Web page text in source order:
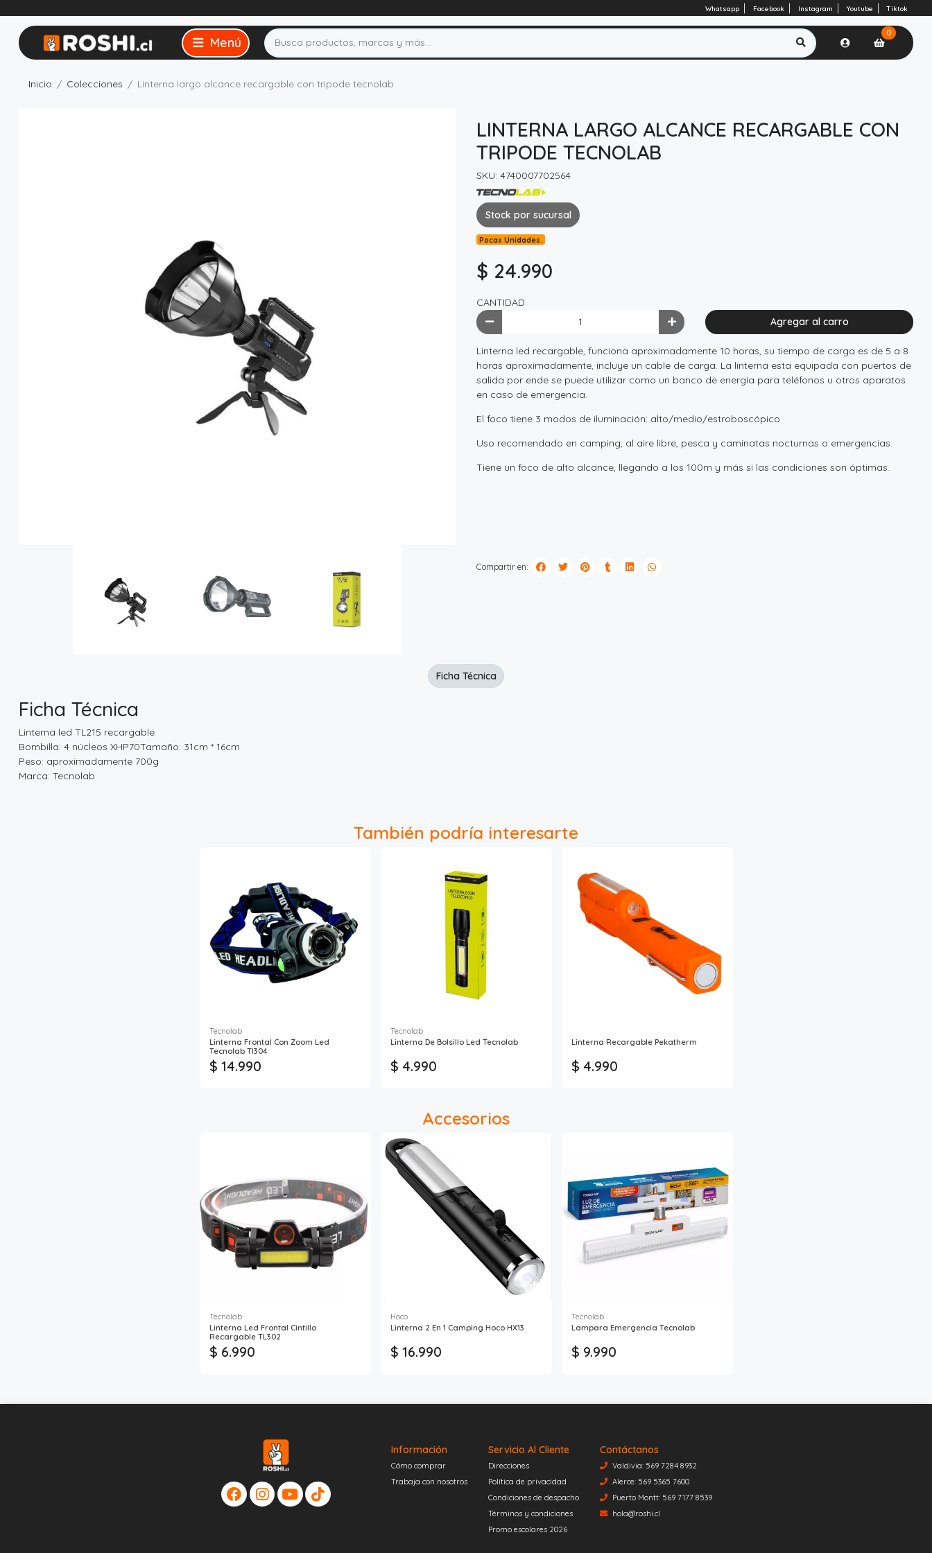
Whatsapp Facebook Instagram Youtube Tiktok
0
Inicio Colecciones Linterna largo alcance recargable con tripode tecnolab
LINTERNA LARGO ALCANCE RECARGABLE CON
TRIPODE TECNOLAB
SKU: 4740007702564
Stock por sucursal
Pocas Unidades.
$ 24.990
CANTIDAD
Agregar al carro
Linterna led recargable, funciona aproximadamente 10 horas, su tiempo de carga es de 5 a 8
horas aproximadamente, incluye un cable de carga. La linterna esta equipada con puertos de
salida por ende se puede utilizar como un banco de energía para teléfonos u otros aparatos
en caso de emergencia.
El foco tiene 3 modos de iluminación: alto/medio/estroboscópico
Uso recomendado en camping, al aire libre, pesca y caminatas nocturnas o emergencias.
Tiene un foco de alto alcance, llegando a los 100m y más si las condiciones son óptimas.
Compartir en:
Ficha Técnica
Linterna led TL215 recargable
Bombilla: 4 núcleos XHP70Tamaño: 31cm * 16cm
Peso: aproximadamente 700g
Marca: Tecnolab
Ficha Técnica
También podría interesarte
Tecnolab
Linterna Frontal Con Zoom Led
Tecnolab Tl304
$ 14.990
Tecnolab
Linterna De Bolsillo Led Tecnolab
$ 4.990
Linterna Recargable Pekatherm
$ 4.990
Accesorios
Tecnolab
Linterna Led Frontal Cintillo
Recargable TL302
$ 6.990
Hoco
Linterna 2 En 1 Camping Hoco HX13
$ 16.990
Tecnolab
Lampara Emergencia Tecnolab
$ 9.990
Información
Cómo comprar
Trabaja con nosotros
Servicio Al Cliente
Direcciones
Política de privacidad
Condiciones de despacho
Términos y condiciones
Promo escolares 2026
Contáctanos
Valdivia: 569 7284 8932
Alerce: 569 5365 7600
Puerto Montt: 569 7177 8539
hola@roshi.cl